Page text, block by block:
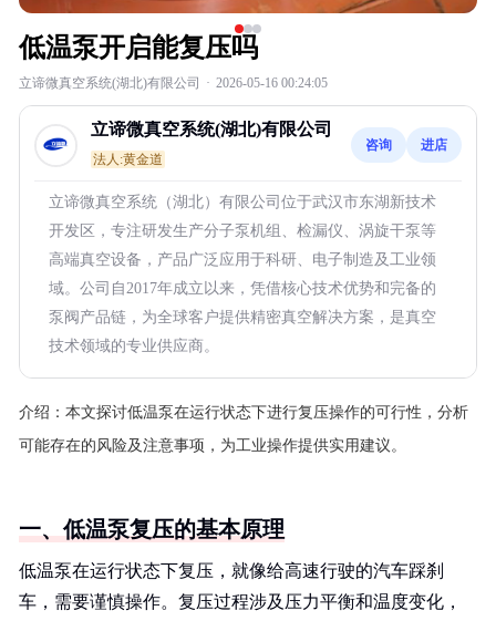
低温泵开启能复压吗
立谛微真空系统(湖北)有限公司 · 2026-05-16 00:24:05
立谛微真空系统(湖北)有限公司
法人:黄金道
咨询 进店
立谛微真空系统（湖北）有限公司位于武汉市东湖新技术
开发区，专注研发生产分子泵机组、检漏仪、涡旋干泵等
高端真空设备，产品广泛应用于科研、电子制造及工业领
域。公司自2017年成立以来，凭借核心技术优势和完备的
泵阀产品链，为全球客户提供精密真空解决方案，是真空
技术领域的专业供应商。
介绍： 本文探讨低温泵在运行状态下进行复压操作的可行性，分析
可能存在的风险及注意事项，为工业操作提供实用建议。
一、低温泵复压的基本原理
低温泵在运行状态下复压，就像给高速行驶的汽车踩刹
车，需要谨慎操作。复压过程涉及压力平衡和温度变化，